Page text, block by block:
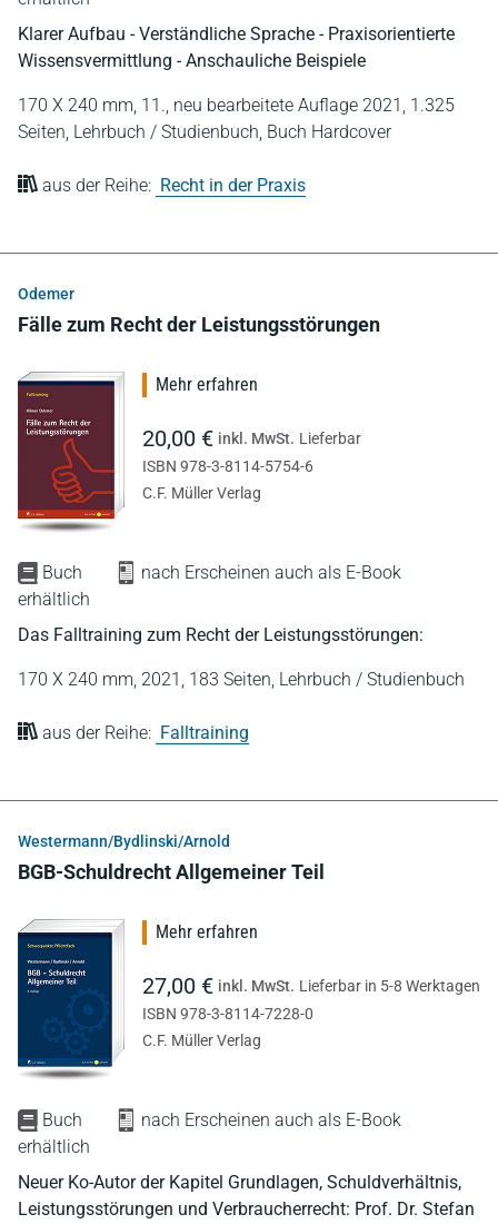
Klarer Aufbau - Verständliche Sprache - Praxisorientierte
Wissensvermittlung - Anschauliche Beispiele
170 X 240 mm, 11., neu bearbeitete Auflage 2021, 1.325
Seiten, Lehrbuch / Studienbuch, Buch Hardcover
aus der Reihe: Recht in der Praxis
Odemer
Fälle zum Recht der Leistungsstörungen
Buch
nach Erscheinen auch als E-Book
erhältlich
Das Falltraining zum Recht der Leistungsstörungen:
170 X 240 mm, 2021, 183 Seiten, Lehrbuch / Studienbuch
aus der Reihe: Falltraining
Mehr erfahren
20,00 € inkl. MwSt. Lieferbar
ISBN 978-3-8114-5754-6
C.F. Müller Verlag
Westermann/Bydlinski/Arnold
BGB-Schuldrecht Allgemeiner Teil
Buch
nach Erscheinen auch als E-Book
erhältlich
Neuer Ko-Autor der Kapitel Grundlagen, Schuldverhältnis,
Leistungsstörungen und Verbraucherrecht: Prof. Dr. Stefan
Mehr erfahren
27,00 € inkl. MwSt. Lieferbar in 5-8 Werktagen
ISBN 978-3-8114-7228-0
C.F. Müller Verlag